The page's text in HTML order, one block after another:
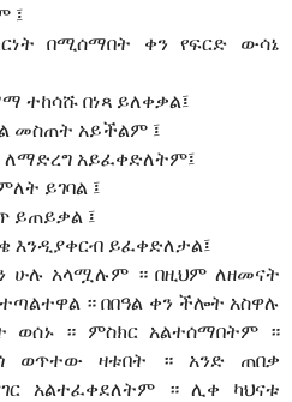
፤
በሚሰማበት ቀን የፍርድ ውሳኔ
ተከሳሹ በነጻ ይለቀቃል፤
መስጠት አይችልም ፤
ለማድረግ አይፈቀድለትም፤
ይገባል ፤
ይጠይቃል ፤
እንዲያቀርብ ይፈቀድለታል፤
ሁሉ አላሟሉም ። በዚህም ለዘመናት
። በበዓል ቀን ችሎት አስዋሉ
ወሰኑ ። ምስክር አልተሰማበትም ።
ወጥተው ዛቱበት ። አንድ ጠበቃ
አልተፈቀደለትም ። ሊቀ ካህናቱ